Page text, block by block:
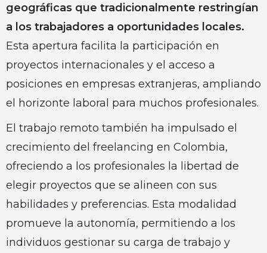
geográficas que tradicionalmente restringían
a los trabajadores a oportunidades locales.
Esta apertura facilita la participación en
proyectos internacionales y el acceso a
posiciones en empresas extranjeras, ampliando
el horizonte laboral para muchos profesionales.
El trabajo remoto también ha impulsado el
crecimiento del freelancing en Colombia,
ofreciendo a los profesionales la libertad de
elegir proyectos que se alineen con sus
habilidades y preferencias. Esta modalidad
promueve la autonomía, permitiendo a los
individuos gestionar su carga de trabajo y